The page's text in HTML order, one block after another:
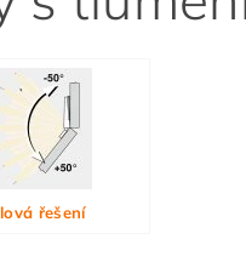
řešení